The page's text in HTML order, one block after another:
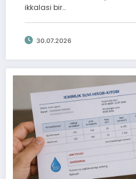
ikkalasi bir…
30.07.2026